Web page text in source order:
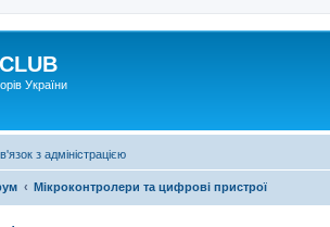
України
з адміністрацією
Мікроконтролери та цифрові пристрої